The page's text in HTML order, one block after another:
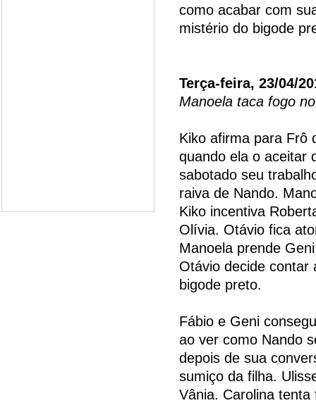
como acabar com
mistério do bigode
Terça-feira, 23/04/
Manoela taca fogo
Kiko afirma para Frô
quando ela o aceitar
sabotado seu
raiva de Nando.
Kiko incentiva
Olívia. Otávio fica
Manoela prende
Otávio decide contar
bigode preto.
Fábio e Geni
ao ver como Nando
depois de sua
sumiço da filha.
Vânia. Carolina